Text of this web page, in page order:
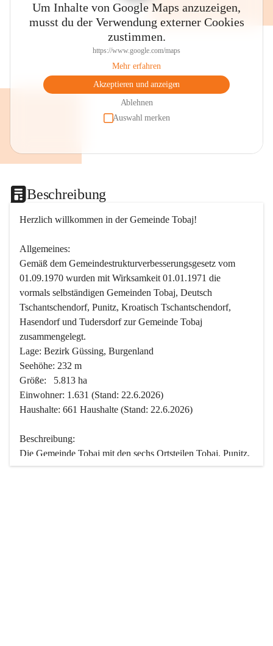
Um Inhalte von Google Maps anzuzeigen,
musst du der Verwendung externer Cookies
zustimmen.
https://www.google.com/maps
Mehr erfahren
Akzeptieren und anzeigen
Ablehnen
Auswahl merken
Beschreibung
Herzlich willkommen in der Gemeinde Tobaj!
Allgemeines:
Gemäß dem Gemeindestrukturverbesserungsgesetz vom
01.09.1970 wurden mit Wirksamkeit 01.01.1971 die
vormals selbständigen Gemeinden Tobaj, Deutsch
Tschantschendorf, Punitz, Kroatisch Tschantschendorf,
Hasendorf und Tudersdorf zur Gemeinde Tobaj
zusammengelegt.
Lage: Bezirk Güssing, Burgenland
Seehöhe: 232 m
Größe:   5.813 ha
Einwohner: 1.631 (Stand: 22.6.2026)
Haushalte: 661 Haushalte (Stand: 22.6.2026)
Beschreibung:
Die Gemeinde Tobaj mit den sechs Ortsteilen Tobaj, Punitz,
Deutsch Tschantschendorf, Kroatisch Tschantschendorf,